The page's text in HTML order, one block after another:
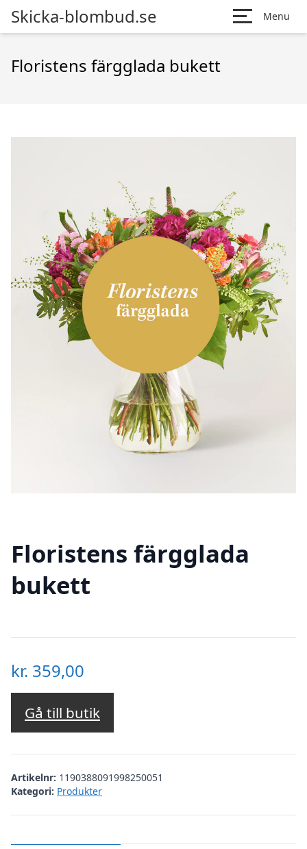
Skicka-blombud.se Menu
Floristens färgglada bukett
Floristens färgglada
bukett
kr. 359,00
Gå till butik
Artikelnr: 1190388091998250051
Kategori: Produkter